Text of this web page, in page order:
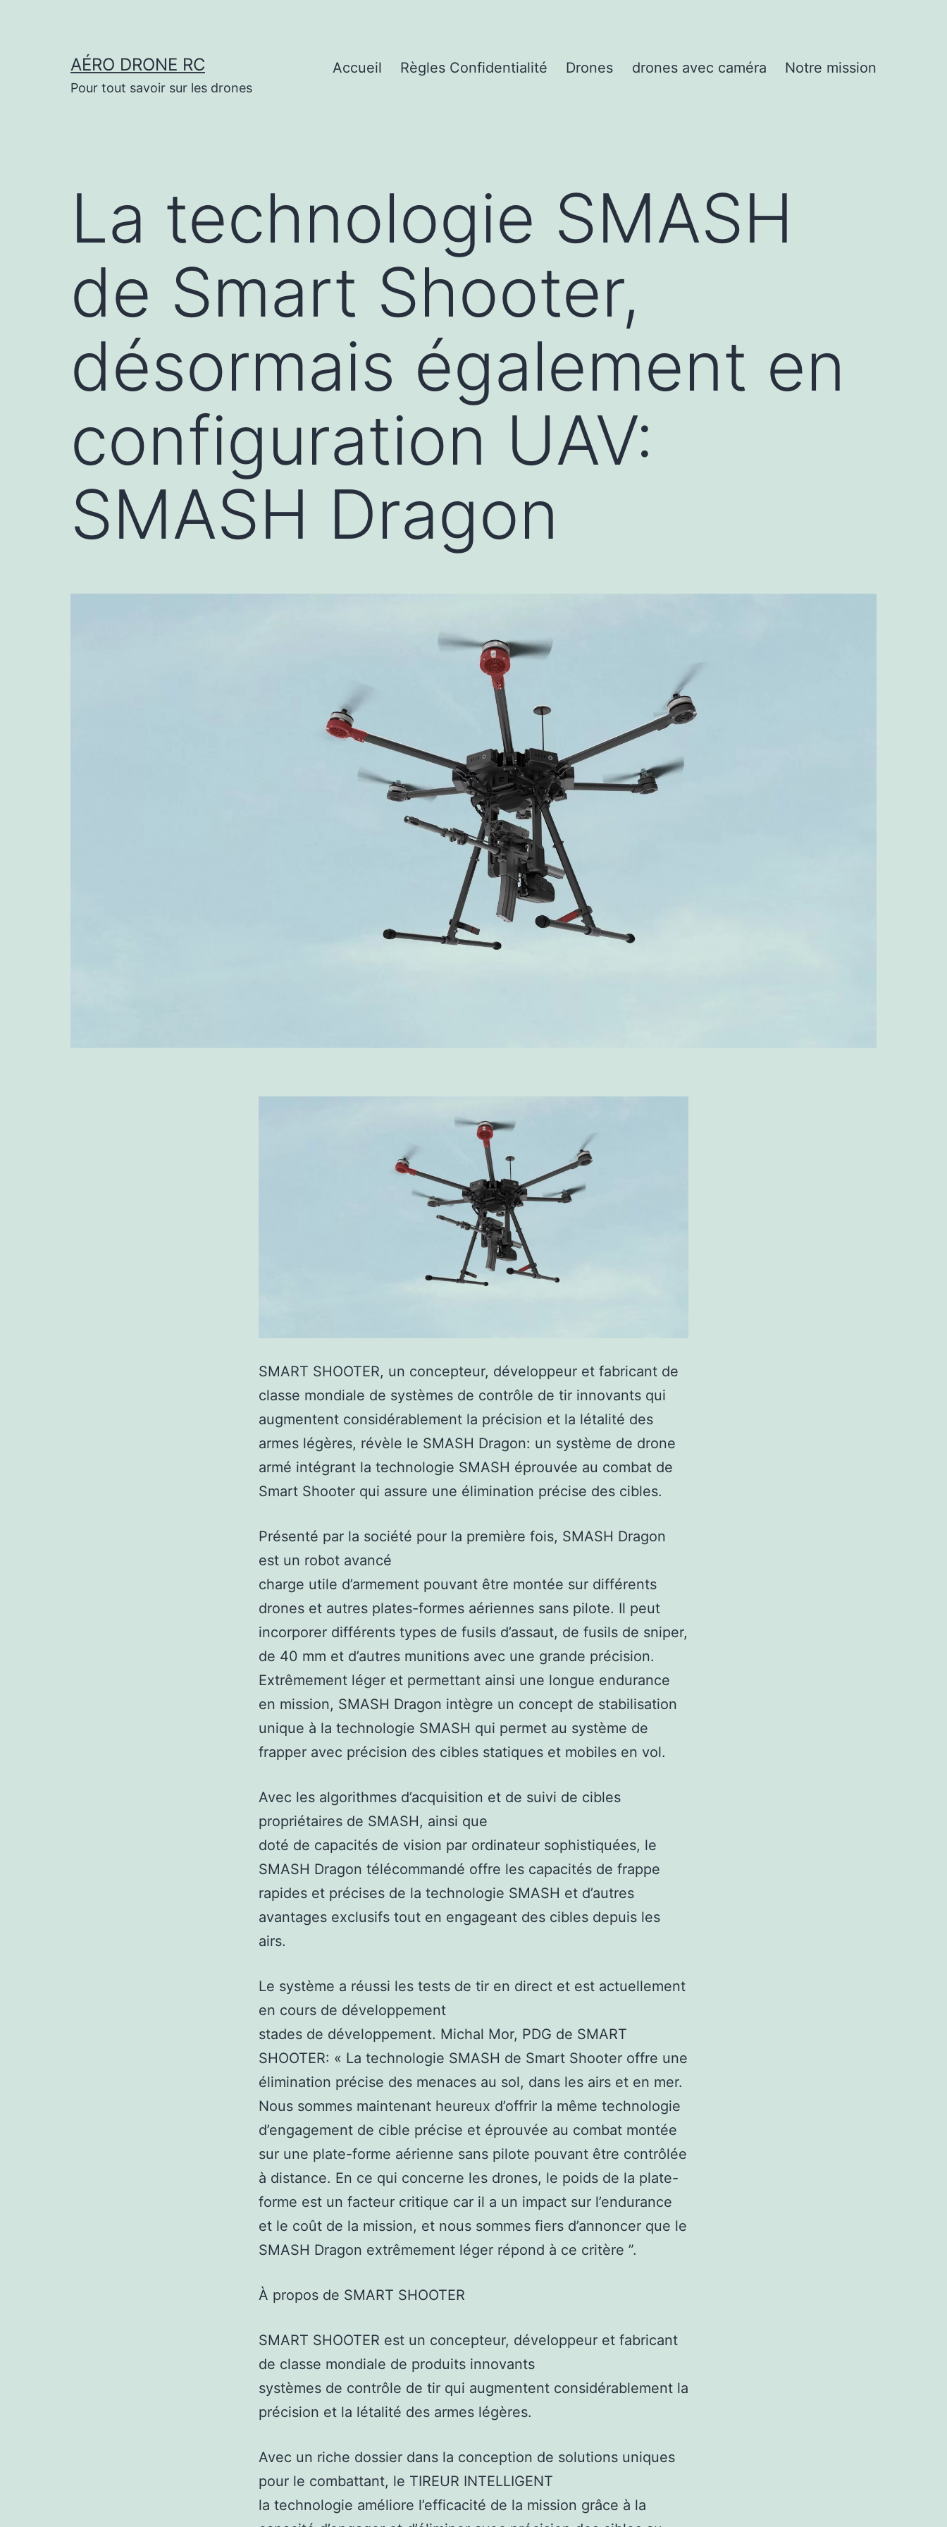
AÉRO DRONE RC
Pour tout savoir sur les drones
Accueil Règles Confidentialité Drones drones avec caméra Notre mission
La technologie SMASH
de Smart Shooter,
désormais également en
configuration UAV:
SMASH Dragon
SMART SHOOTER, un concepteur, développeur et fabricant de
classe mondiale de systèmes de contrôle de tir innovants qui
augmentent considérablement la précision et la létalité des
armes légères, révèle le SMASH Dragon: un système de drone
armé intégrant la technologie SMASH éprouvée au combat de
Smart Shooter qui assure une élimination précise des cibles.
Présenté par la société pour la première fois, SMASH Dragon
est un robot avancé
charge utile d’armement pouvant être montée sur différents
drones et autres plates-formes aériennes sans pilote. Il peut
incorporer différents types de fusils d’assaut, de fusils de sniper,
de 40 mm et d’autres munitions avec une grande précision.
Extrêmement léger et permettant ainsi une longue endurance
en mission, SMASH Dragon intègre un concept de stabilisation
unique à la technologie SMASH qui permet au système de
frapper avec précision des cibles statiques et mobiles en vol.
Avec les algorithmes d’acquisition et de suivi de cibles
propriétaires de SMASH, ainsi que
doté de capacités de vision par ordinateur sophistiquées, le
SMASH Dragon télécommandé offre les capacités de frappe
rapides et précises de la technologie SMASH et d’autres
avantages exclusifs tout en engageant des cibles depuis les
airs.
Le système a réussi les tests de tir en direct et est actuellement
en cours de développement
stades de développement. Michal Mor, PDG de SMART
SHOOTER: « La technologie SMASH de Smart Shooter offre une
élimination précise des menaces au sol, dans les airs et en mer.
Nous sommes maintenant heureux d’offrir la même technologie
d’engagement de cible précise et éprouvée au combat montée
sur une plate-forme aérienne sans pilote pouvant être contrôlée
à distance. En ce qui concerne les drones, le poids de la plate-
forme est un facteur critique car il a un impact sur l’endurance
et le coût de la mission, et nous sommes fiers d’annoncer que le
SMASH Dragon extrêmement léger répond à ce critère ”.
À propos de SMART SHOOTER
SMART SHOOTER est un concepteur, développeur et fabricant
de classe mondiale de produits innovants
systèmes de contrôle de tir qui augmentent considérablement la
précision et la létalité des armes légères.
Avec un riche dossier dans la conception de solutions uniques
pour le combattant, le TIREUR INTELLIGENT
la technologie améliore l’efficacité de la mission grâce à la